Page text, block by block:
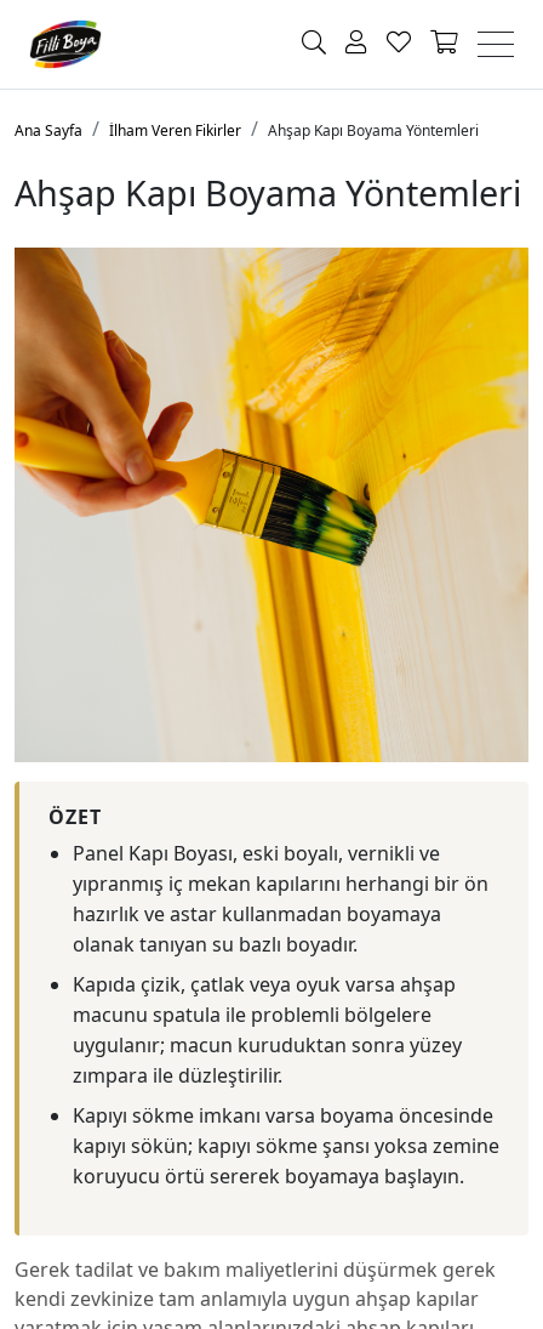
Ana Sayfa İlham Veren Fikirler Ahşap Kapı Boyama Yöntemleri
Ahşap Kapı Boyama Yöntemleri
ÖZET
Panel Kapı Boyası, eski boyalı, vernikli ve
yıpranmış iç mekan kapılarını herhangi bir ön
hazırlık ve astar kullanmadan boyamaya
olanak tanıyan su bazlı boyadır.
Kapıda çizik, çatlak veya oyuk varsa ahşap
macunu spatula ile problemli bölgelere
uygulanır; macun kuruduktan sonra yüzey
zımpara ile düzleştirilir.
Kapıyı sökme imkanı varsa boyama öncesinde
kapıyı sökün; kapıyı sökme şansı yoksa zemine
koruyucu örtü sererek boyamaya başlayın.
Gerek tadilat ve bakım maliyetlerini düşürmek gerek
kendi zevkinize tam anlamıyla uygun ahşap kapılar